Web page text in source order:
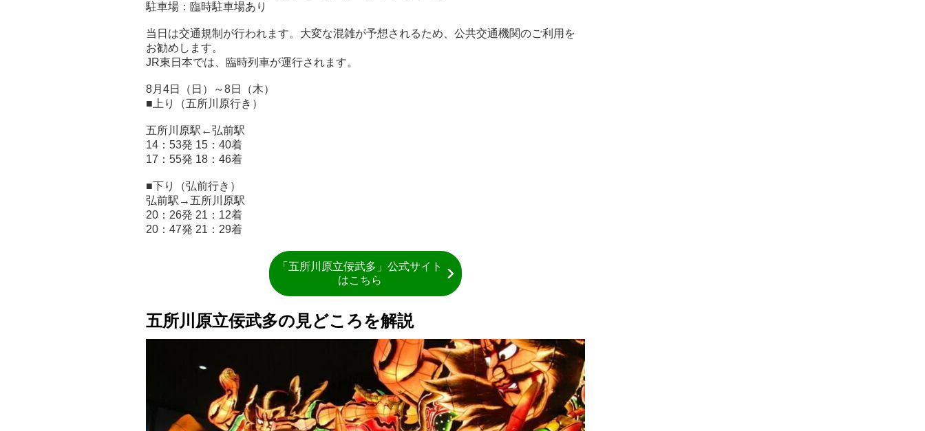
駐車場：臨時駐車場あり
当日は交通規制が行われます。大変な混雑が予想されるため、公共交通機関のご利用を
お勧めします。
JR東日本では、臨時列車が運行されます。
8月4日（日）～8日（木）
■上り（五所川原行き）
五所川原駅←弘前駅
14：53発 15：40着
17：55発 18：46着
■下り（弘前行き）
弘前駅→五所川原駅
20：26発 21：12着
20：47発 21：29着
「五所川原立佞武多」公式サイト
はこちら
五所川原立佞武多の見どころを解説